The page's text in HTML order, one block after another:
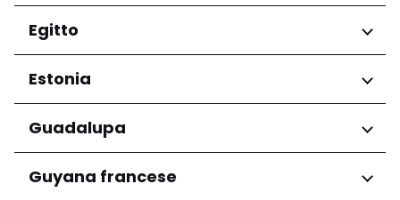
Qarku i Tiranës
Regioni
Niederösterreich
Salzburg
Wien
Egitto
Regioni
Governatorato del Cairo
Estonia
Regioni
Harju maakond
Tartu maakond
Guadalupa
Regioni
Guyana francese